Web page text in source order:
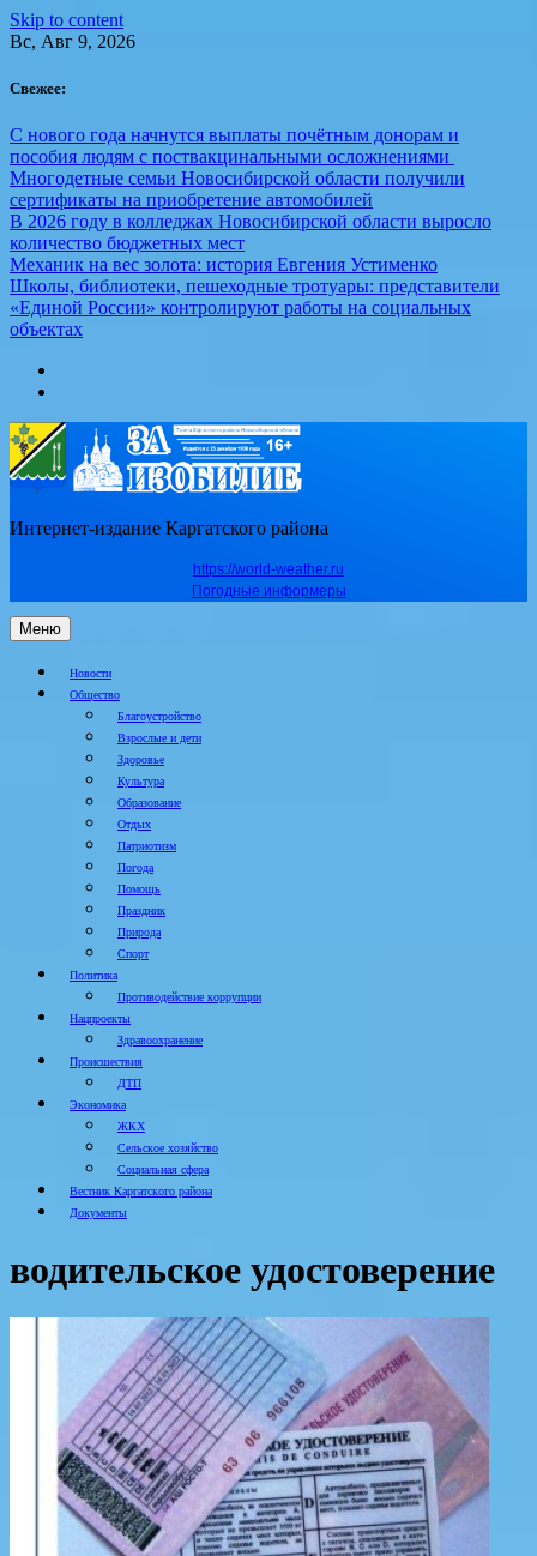
Skip to content
Вс, Авг 9, 2026
Свежее:
С нового года начнутся выплаты почётным донорам и
пособия людям с поствакцинальными осложнениями
Многодетные семьи Новосибирской области получили
сертификаты на приобретение автомобилей
В 2026 году в колледжах Новосибирской области выросло
количество бюджетных мест
Механик на вес золота: история Евгения Устименко
Школы, библиотеки, пешеходные тротуары: представители
«Единой России» контролируют работы на социальных
объектах
Интернет-издание Каргатского района
https://world-weather.ru
Погодные информеры
Меню
Новости
Общество
Благоустройство
Взрослые и дети
Здоровье
Культура
Образование
Отдых
Патриотизм
Погода
Помощь
Праздник
Природа
Спорт
Политика
Противодействие коррупции
Нацпроекты
Здравоохранение
Происшествия
ДТП
Экономика
ЖКХ
Сельское хозяйство
Социальная сфера
Вестник Каргатского района
Документы
водительское удостоверение